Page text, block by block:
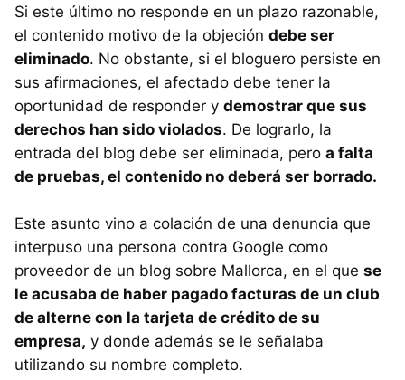
Si este último no responde en un plazo razonable,
el contenido motivo de la objeción debe ser
eliminado. No obstante, si el bloguero persiste en
sus afirmaciones, el afectado debe tener la
oportunidad de responder y demostrar que sus
derechos han sido violados. De lograrlo, la
entrada del blog debe ser eliminada, pero a falta
de pruebas, el contenido no deberá ser borrado.
Este asunto vino a colación de una denuncia que
interpuso una persona contra Google como
proveedor de un blog sobre Mallorca, en el que se
le acusaba de haber pagado facturas de un club
de alterne con la tarjeta de crédito de su
empresa, y donde además se le señalaba
utilizando su nombre completo.